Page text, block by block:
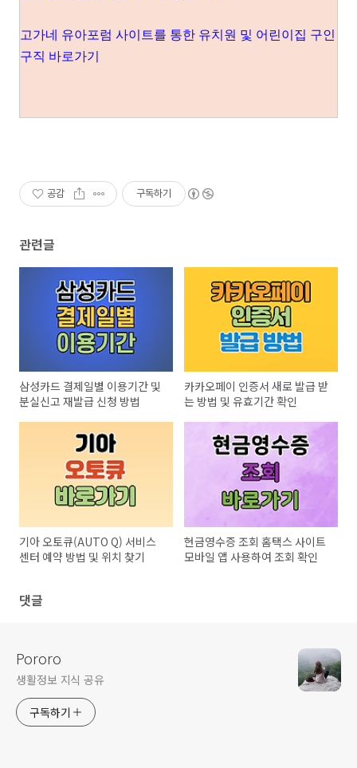
고가네 유아포럼 사이트를 통한 유치원 및 어린이집 구인
구직 바로가기
공감 구독하기
관련글
삼성카드 결제일별 이용기간 및
분실신고 재발급 신청 방법
카카오페이 인증서 새로 발급 받
는 방법 및 유효기간 확인
기아 오토큐(AUTO Q) 서비스
센터 예약 방법 및 위치 찾기
현금영수증 조회 홈택스 사이트
모바일 앱 사용하여 조회 확인
댓글
Pororo
생활정보 지식 공유
구독하기